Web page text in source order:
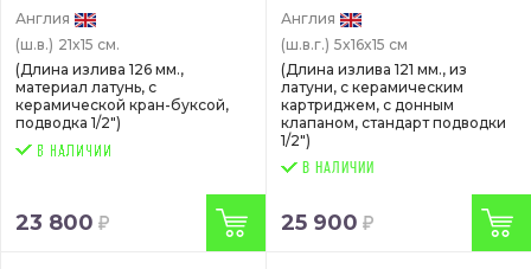
Англия
(ш.в.) 21x15 см.
(Длина излива 126 мм.,
материал латунь, с
керамической кран-буксой,
подводка 1/2")
23 800
Англия
(ш.в.г.) 5x16x15 см
(Длина излива 121 мм., из
латуни, с керамическим
картриджем, с донным
клапаном, стандарт подводки
1/2")
В НАЛИЧИИ
25 900